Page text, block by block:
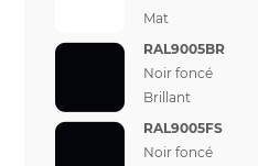
Mat
RAL9005BR
Noir foncé
Brillant
RAL9005FS
Noir foncé